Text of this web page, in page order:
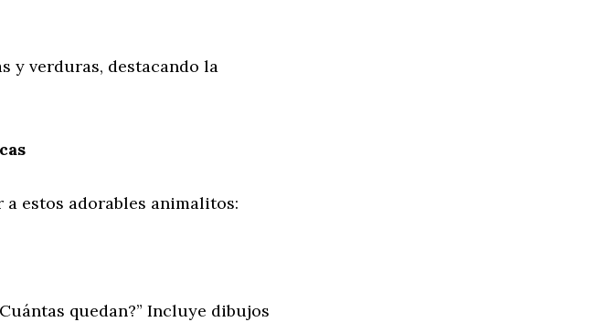
y verduras, destacando la
estos adorables animalitos:
quedan?” Incluye dibujos